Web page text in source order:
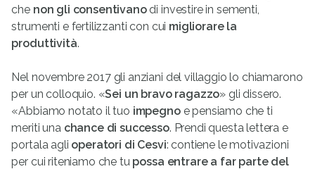
che non gli consentivanodi investire in sementi,
strumenti e fertilizzanti con cui migliorare la
produttività.
Nel novembre 2017 gli anziani del villaggio lo chiamarono
per un colloquio. «Sei un bravo ragazzo» gli dissero.
«Abbiamo notato il tuo impegnoe pensiamo che ti
meriti una chance di successo. Prendi questa lettera e
portala agli operatori di Cesvi: contiene le motivazioni
per cui riteniamo che tu possa entrare a far parte del